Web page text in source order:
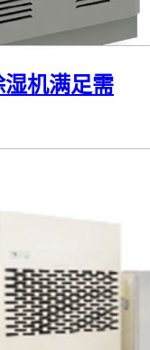
机满足需